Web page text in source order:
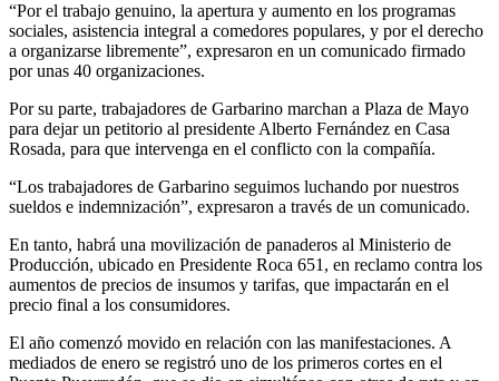
“Por el trabajo genuino, la apertura y aumento en los programas
sociales, asistencia integral a comedores populares, y por el derecho
a organizarse libremente”, expresaron en un comunicado firmado
por unas 40 organizaciones.
Por su parte, trabajadores de Garbarino marchan a Plaza de Mayo
para dejar un petitorio al presidente Alberto Fernández en Casa
Rosada, para que intervenga en el conflicto con la compañía.
“Los trabajadores de Garbarino seguimos luchando por nuestros
sueldos e indemnización”, expresaron a través de un comunicado.
En tanto, habrá una movilización de panaderos al Ministerio de
Producción, ubicado en Presidente Roca 651, en reclamo contra los
aumentos de precios de insumos y tarifas, que impactarán en el
precio final a los consumidores.
El año comenzó movido en relación con las manifestaciones. A
mediados de enero se registró uno de los primeros cortes en el